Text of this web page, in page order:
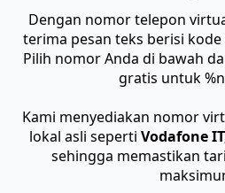
Dengan nomor telepon
terima pesan teks berisi
Pilih nomor Anda di bawah
gratis untuk
Kami menyediakan nomor
lokal asli seperti Vodafone
sehingga memastikan